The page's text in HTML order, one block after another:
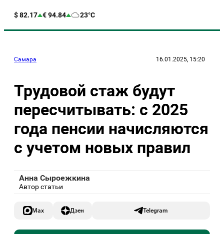
$ 82.17 € 94.84 23°C
Самара 16.01.2025, 15:20
Трудовой стаж будут
пересчитывать: с 2025
года пенсии начисляются
с учетом новых правил
Анна Сыроежкина
Автор статьи
Max Дзен Telegram